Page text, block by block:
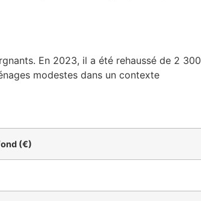
En 2023, il a été rehaussé de 2 300
modestes dans un contexte
(€)